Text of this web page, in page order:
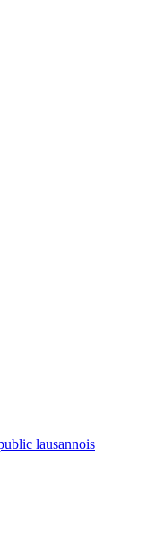
lausannois